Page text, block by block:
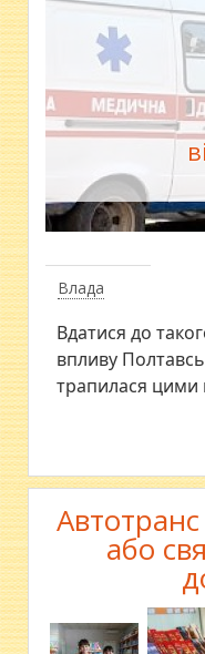
Влада
Вдатися до
впливу
трапилася цими
Автотранс
або